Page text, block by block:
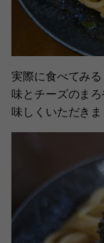
実際に食べてみ
味とチーズのま
味しくいただきま